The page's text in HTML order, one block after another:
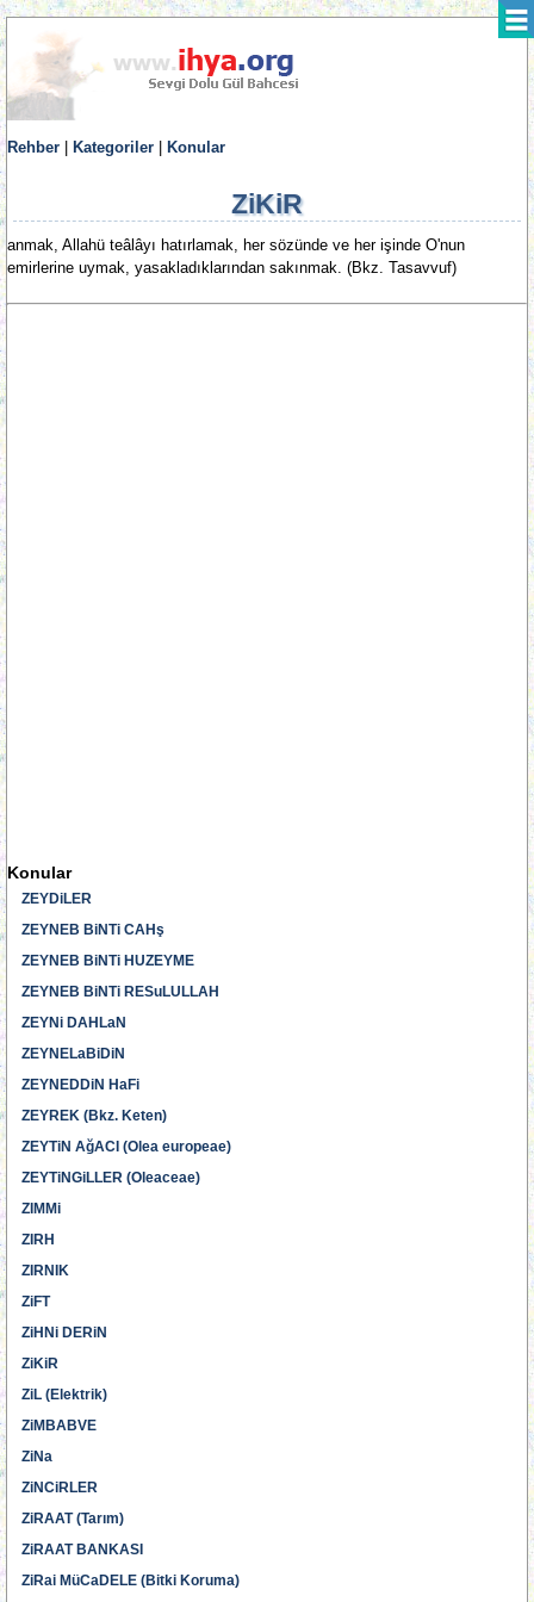
Rehber Kategoriler Konular
ZiKiR
anmak, Allahü teâlâyı hatırlamak, her sözünde ve her işinde O'nun
emirlerine uymak, yasakladıklarından sakınmak. (Bkz. Tasavvuf)
Konular
ZEYDiLER
ZEYNEB BiNTi CAHş
ZEYNEB BiNTi HUZEYME
ZEYNEB BiNTi RESuLULLAH
ZEYNi DAHLaN
ZEYNELaBiDiN
ZEYNEDDiN HaFi
ZEYREK (Bkz. Keten)
ZEYTiN AğACI (Olea europeae)
ZEYTiNGiLLER (Oleaceae)
ZIMMi
ZIRH
ZIRNIK
ZiFT
ZiHNi DERiN
ZiKiR
ZiL (Elektrik)
ZiMBABVE
ZiNa
ZiNCiRLER
ZiRAAT (Tarım)
ZiRAAT BANKASI
ZiRai MüCaDELE (Bitki Koruma)